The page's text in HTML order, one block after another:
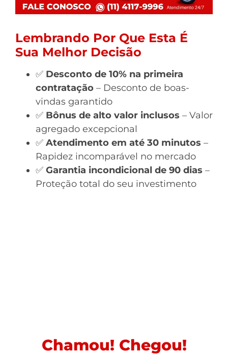
Lembrando Por Que Esta É
Sua Melhor Decisão
✅ Desconto de 10% na primeira
contratação – Desconto de boas-
vindas garantido
✅ Bônus de alto valor inclusos – Valor
agregado excepcional
✅ Atendimento em até 30 minutos –
Rapidez incomparável no mercado
✅ Garantia incondicional de 90 dias –
Proteção total do seu investimento
Chamou! Chegou!